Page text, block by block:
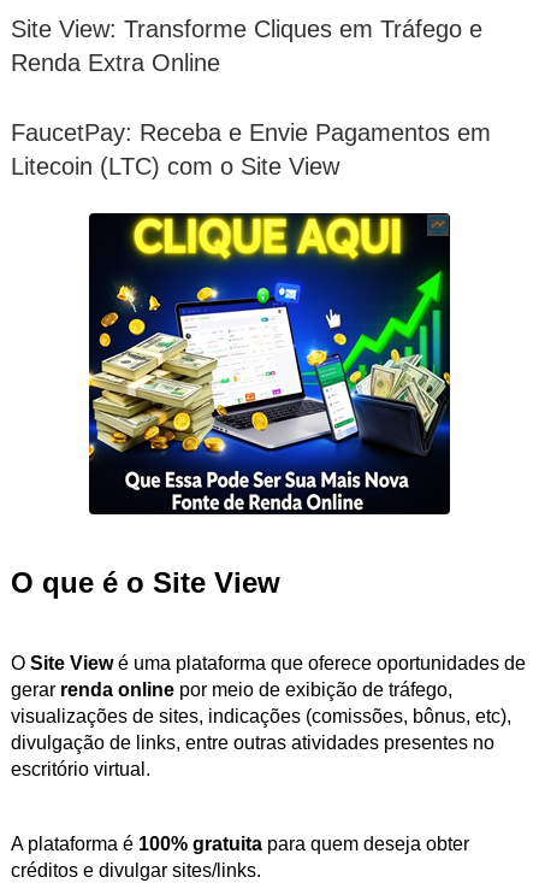
Site View: Transforme Cliques em Tráfego e
Renda Extra Online
FaucetPay: Receba e Envie Pagamentos em
Litecoin (LTC) com o Site View
O que é o Site View
O Site Viewé uma plataforma que oferece oportunidades de
gerar renda onlinepor meio de exibição de tráfego,
visualizações de sites, indicações (comissões, bônus, etc),
divulgação de links, entre outras atividades presentes no
escritório virtual.
A plataforma é 100% gratuitapara quem deseja obter
créditos e divulgar sites/links.